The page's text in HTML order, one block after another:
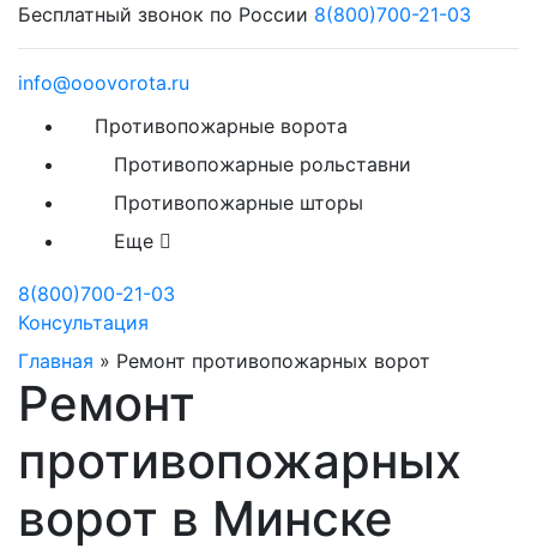
Бесплатный звонок по России 8(800)700-21-03
info@ooovorota.ru
Противопожарные ворота
Противопожарные рольставни
Противопожарные шторы
Еще
8(800)700-21-03
Консультация
Главная » Ремонт противопожарных ворот
Ремонт
противопожарных
ворот в Минске